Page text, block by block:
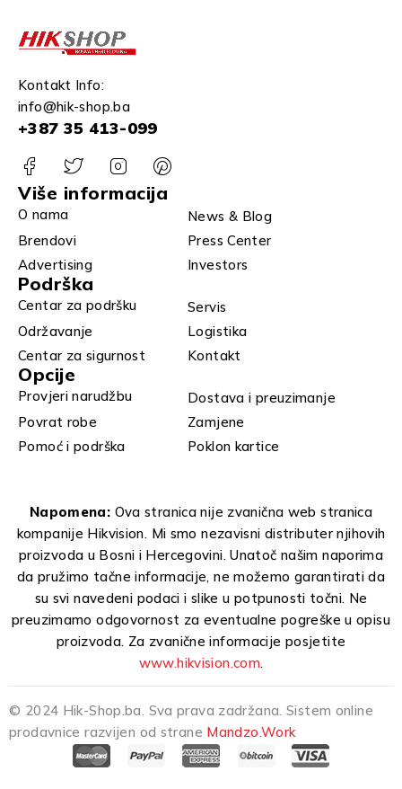
Kontakt Info:
info@hik-shop.ba
+387 35 413-099
Više informacija
O nama
News & Blog
Brendovi
Press Center
Advertising
Investors
Podrška
Centar za podršku
Servis
Održavanje
Logistika
Centar za sigurnost
Kontakt
Opcije
Provjeri narudžbu
Dostava i preuzimanje
Povrat robe
Zamjene
Pomoć i podrška
Poklon kartice
Napomena: Ova stranica nije zvanična web stranica
kompanije Hikvision. Mi smo nezavisni distributer njihovih
proizvoda u Bosni i Hercegovini. Unatoč našim naporima
da pružimo tačne informacije, ne možemo garantirati da
su svi navedeni podaci i slike u potpunosti točni. Ne
preuzimamo odgovornost za eventualne pogreške u opisu
proizvoda. Za zvanične informacije posjetite
www.hikvision.com.
© 2024 Hik-Shop.ba. Sva prava zadržana. Sistem online
prodavnice razvijen od strane Mandzo.Work